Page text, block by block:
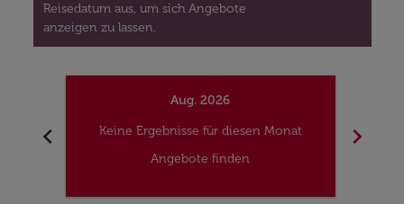
Reisedatum aus, um sich Angebote
anzeigen zu lassen.
chevron_left
Aug. 2026
Keine Ergebnisse für diesen Monat
Angebote finden
chevron_right